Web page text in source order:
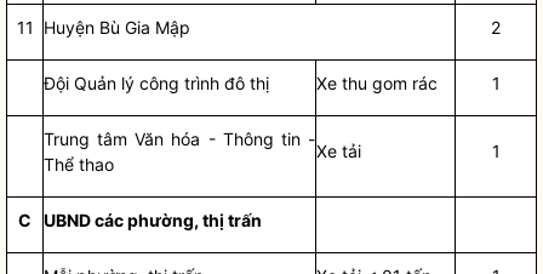
11 Huyện Bù Gia Mập 2
Đội Quản lý công trình đô thị Xe thu gom rác 1
Trung tâm Văn hóa - Thông tin -
Thể thao
Xe tải 1
C UBND các phường, thị trấn